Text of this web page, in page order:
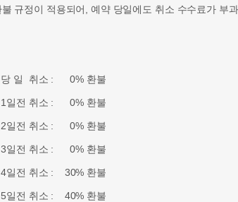
규정이 적용되어, 예약 당일에도 취소 수수료가 부
당 일 취소 : 0% 환불
1일전 취소 : 0% 환불
2일전 취소 : 0% 환불
3일전 취소 : 0% 환불
일전 취소 : 30% 환불
일전 취소 : 40% 환불